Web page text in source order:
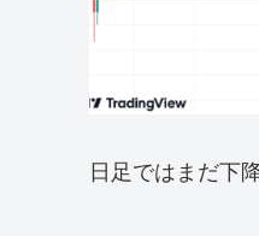
日足ではまだ下